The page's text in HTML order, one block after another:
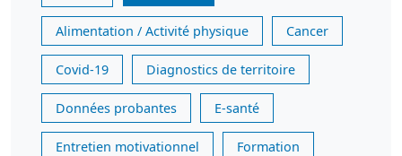
Alimentation / Activité physique Cancer
Covid-19 Diagnostics de territoire
Données probantes E-santé
Entretien motivationnel Formation